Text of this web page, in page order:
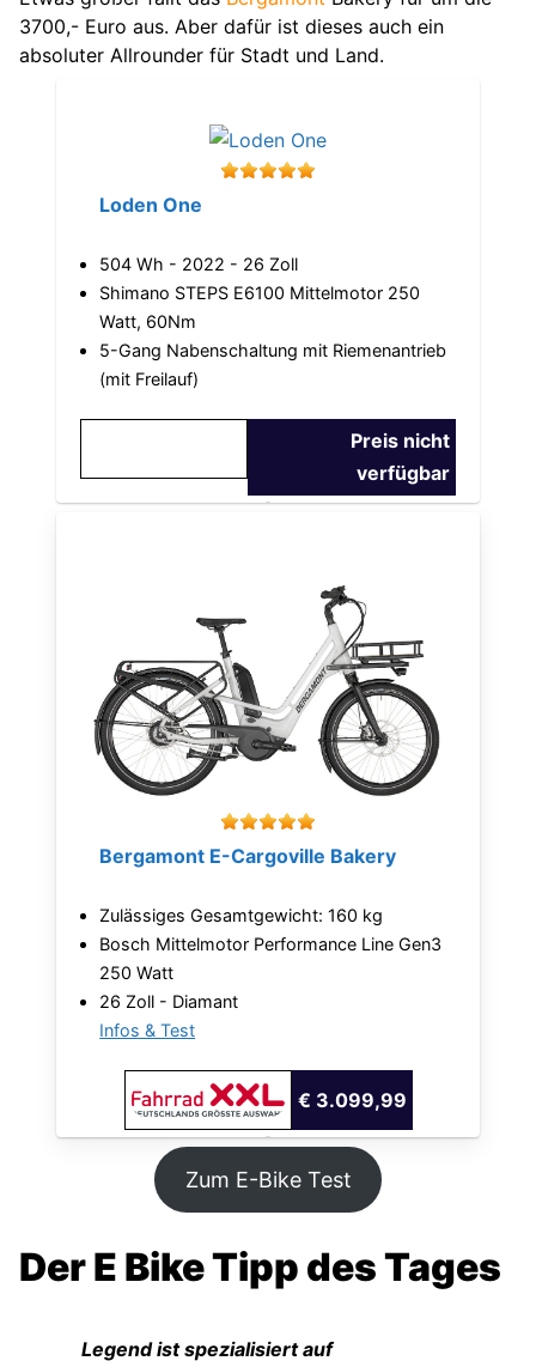
3700,- Euro aus. Aber dafür ist dieses auch ein
absoluter Allrounder für Stadt und Land.
Loden One
504 Wh - 2022 - 26 Zoll
Shimano STEPS E6100 Mittelmotor 250
Watt, 60Nm
5-Gang Nabenschaltung mit Riemenantrieb
(mit Freilauf)
Preis nicht
verfügbar
Bergamont E-Cargoville Bakery
Zulässiges Gesamtgewicht: 160 kg
Bosch Mittelmotor Performance Line Gen3
250 Watt
26 Zoll - Diamant
Infos & Test
€ 3.099,99
Zum E-Bike Test
Der E Bike Tipp des Tages
Legend ist spezialisiert auf